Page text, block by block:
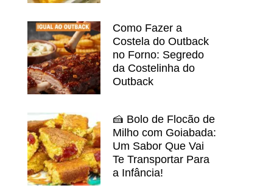
Como Fazer a
Costela do Outback
no Forno: Segredo
da Costelinha do
Outback
🍰 Bolo de Flocão de
Milho com Goiabada:
Um Sabor Que Vai
Te Transportar Para
a Infância!